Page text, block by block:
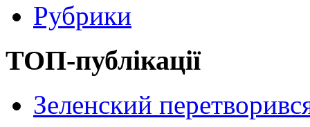
Рубрики
ТОП-публікації
Зеленский